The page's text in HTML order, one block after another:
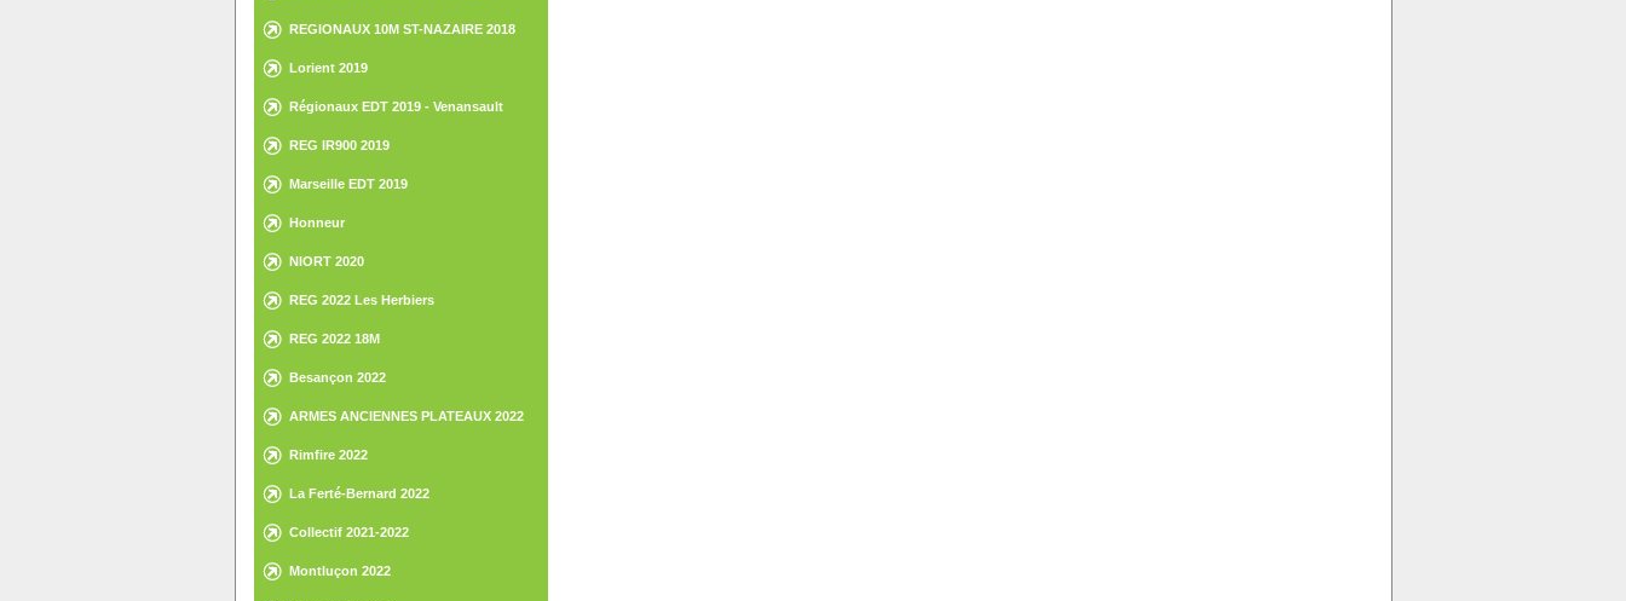
REGIONAUX 10M ST-NAZAIRE 2018
Lorient 2019
Régionaux EDT 2019 - Venansault
REG IR900 2019
Marseille EDT 2019
Honneur
NIORT 2020
REG 2022 Les Herbiers
REG 2022 18M
Besançon 2022
ARMES ANCIENNES PLATEAUX 2022
Rimfire 2022
La Ferté-Bernard 2022
Collectif 2021-2022
Montluçon 2022